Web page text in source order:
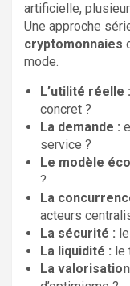
artificielle,
Une approche
cryptomonnaies
mode.
L’utilité réelle :
concret ?
La demande :
service ?
Le modèle
?
La
acteurs
La sécurité :
La liquidité :
La